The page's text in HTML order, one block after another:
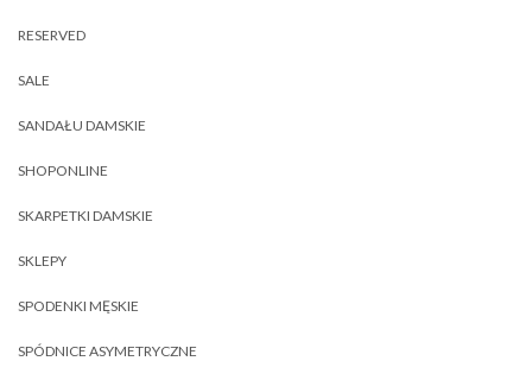
RESERVED
SALE
SANDAŁU DAMSKIE
SHOPONLINE
SKARPETKI DAMSKIE
SKLEPY
SPODENKI MĘSKIE
SPÓDNICE ASYMETRYCZNE